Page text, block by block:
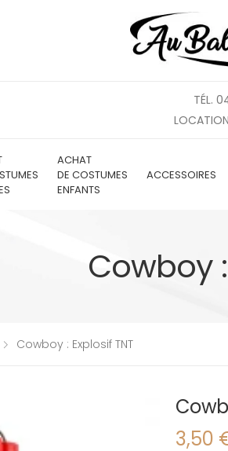
TÉL.
ACHAT
DE COSTUMES
ENFANTS
ACCESSOIRES
Cowboy
Cowboy : Explosif TNT
3,50